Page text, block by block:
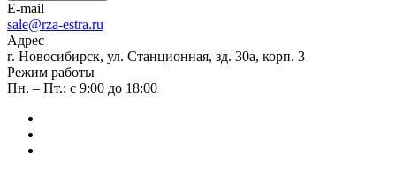
E-mail
sale@rza-estra.ru
Адрес
г. Новосибирск, ул. Станционная, зд. 30а, корп. 3
Режим работы
Пн. – Пт.: с 9:00 до 18:00